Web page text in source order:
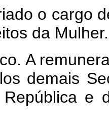
o cargo
da Mulher.
A
demais
e